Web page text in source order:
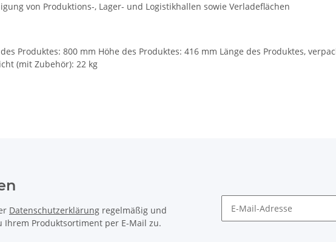
von Produktions-, Lager- und Logistikhallen sowie Verladeflächen
Produktes: 800 mm Höhe des Produktes: 416 mm Länge des Produktes,
(mit Zubehör): 22 kg
Datenschutzerklärung regelmäßig und
Produktsortiment per E-Mail zu.